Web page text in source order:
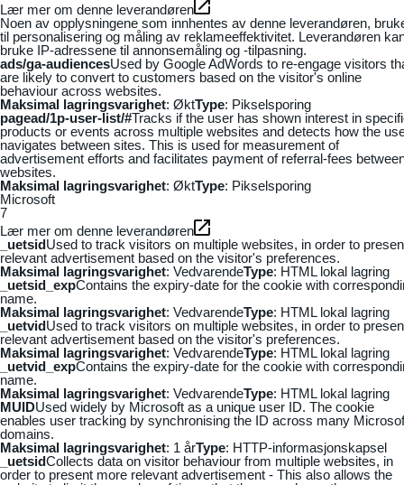
Lær mer om denne leverandøren
Noen av opplysningene som innhentes av denne leverandøren,
til personalisering og måling av reklameeffektivitet. Leverandøren
bruke IP-adressene til annonsemåling og -tilpasning.
ads/ga-audiencesUsed by Google AdWords to re-engage visitors
are likely to convert to customers based on the visitor's online
behaviour across websites.
Maksimal lagringsvarighet: ØktType: Pikselsporing
pagead/1p-user-list/#Tracks if the user has shown interest in
products or events across multiple websites and detects how the
navigates between sites. This is used for measurement of
advertisement efforts and facilitates payment of referral-fees
websites.
Maksimal lagringsvarighet: ØktType: Pikselsporing
Microsoft
7
Lær mer om denne leverandøren
_uetsidUsed to track visitors on multiple websites, in order to
relevant advertisement based on the visitor's preferences.
Maksimal lagringsvarighet: VedvarendeType: HTML lokal lagring
_uetsid_expContains the expiry-date for the cookie with
name.
Maksimal lagringsvarighet: VedvarendeType: HTML lokal lagring
_uetvidUsed to track visitors on multiple websites, in order to
relevant advertisement based on the visitor's preferences.
Maksimal lagringsvarighet: VedvarendeType: HTML lokal lagring
_uetvid_expContains the expiry-date for the cookie with
name.
Maksimal lagringsvarighet: VedvarendeType: HTML lokal lagring
MUIDUsed widely by Microsoft as a unique user ID. The cookie
enables user tracking by synchronising the ID across many
domains.
Maksimal lagringsvarighet: 1 årType: HTTP-informasjonskapsel
_uetsidCollects data on visitor behaviour from multiple websites, in
order to present more relevant advertisement - This also allows the